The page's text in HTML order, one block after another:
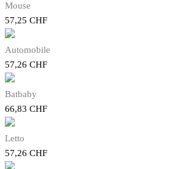
Mouse
57,25 CHF
Automobile
57,26 CHF
Batbaby
66,83 CHF
Letto
57,26 CHF